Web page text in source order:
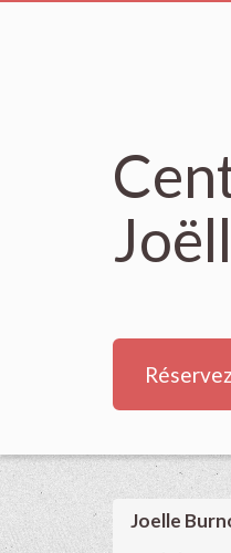
Joelle